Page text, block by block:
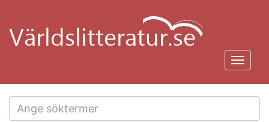
huvudinnehåll